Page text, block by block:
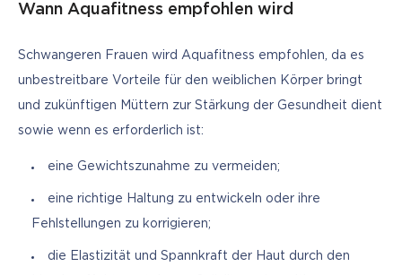
Wann Aquafitness empfohlen wird
Schwangeren Frauen wird Aquafitness empfohlen, da es
unbestreitbare Vorteile für den weiblichen Körper bringt
und zukünftigen Müttern zur Stärkung der Gesundheit dient
sowie wenn es erforderlich ist:
eine Gewichtszunahme zu vermeiden;
eine richtige Haltung zu entwickeln oder ihre
Fehlstellungen zu korrigieren;
die Elastizität und Spannkraft der Haut durch den